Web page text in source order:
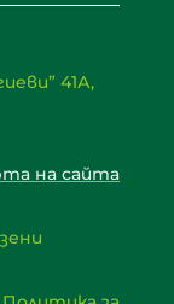
41А,
на сайта